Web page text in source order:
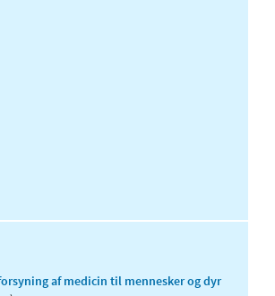
af medicin til mennesker og dyr